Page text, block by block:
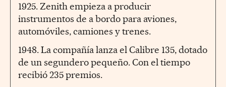
1925. Zenith empieza a producir
instrumentos de a bordo para aviones,
automóviles, camiones y trenes.
1948. La compañía lanza el Calibre 135, dotado
de un segundero pequeño. Con el tiempo
recibió 235 premios.